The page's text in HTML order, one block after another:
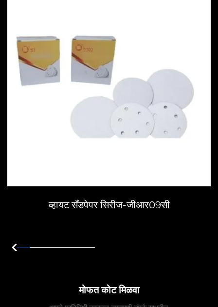
व्हायट सँडपेपर सिरीज-जीआर09सी
मोफत कोट मिळवा